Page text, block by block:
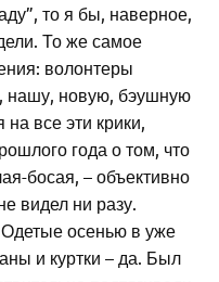
то я бы, наверное,
То же самое
волонтеры
нашу, новую, бэушную
все эти крики,
года о том, что
босая, – объективно
видел ни разу.
осенью в уже
и куртки – да. Был